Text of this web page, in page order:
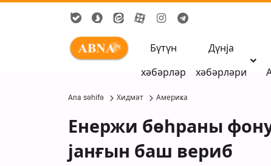
Бүтүн
хәбәрләр
Дүнја
хәбәрләри
Ana səhifə Хидмәт Америҝа
Енержи бөһраны
јанғын баш вериб